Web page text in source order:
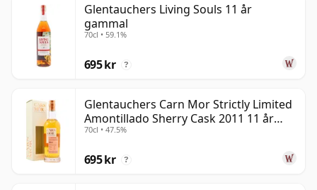
Glentauchers Living Souls 11 år
gammal
70cl • 59.1%
695 kr ?
Glentauchers Carn Mor Strictly Limited
Amontillado Sherry Cask 2011 11 år
gammal
70cl • 47.5%
695 kr ?